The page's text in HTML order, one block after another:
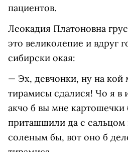
пациентов.
Леокадия Платоновна
это великолепие и вдруг
сибирски окая:
— Эх, девчонки, ну на кой
тирамисы сдалися! Чо я в
акчо б вы мне картошечки
приташшили да с сальцом
соленым бы, вот оно б